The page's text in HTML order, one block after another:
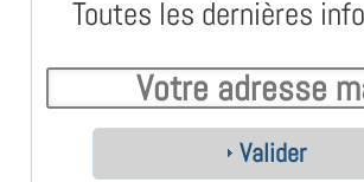
Toutes les dernières
Valider